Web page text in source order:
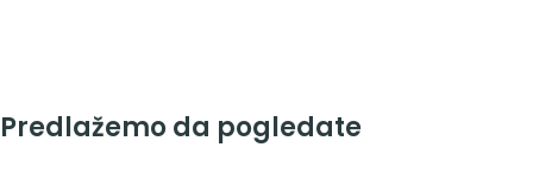
Predlažemo da pogledate